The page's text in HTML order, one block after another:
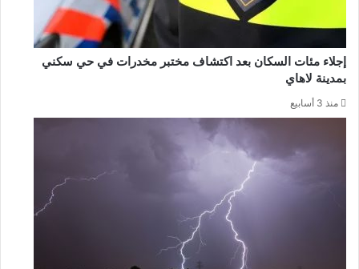
إجلاء مئات السكان بعد اكتشاف مختبر مخدرات في حي سكني
بمدينة لاهاي
منذ 3 أسابيع